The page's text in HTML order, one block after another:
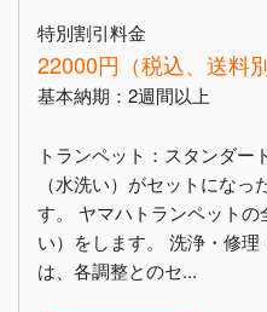
特別割引料金
22000円（税込、送料別
基本納期：2週間以上
トランペット：スタンダ
（水洗い）がセットにな
す。 ヤマハトランペット
い）をします。 洗浄・修
は、各調整とのセ...